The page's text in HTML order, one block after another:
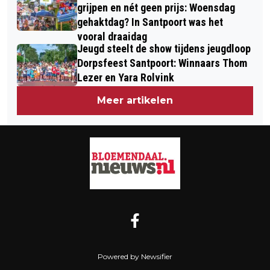
grijpen en nét geen prijs: Woensdag
gehaktdag? In Santpoort was het
vooral draaidag
Jeugd steelt de show tijdens jeugdloop
Dorpsfeest Santpoort: Winnaars Thom
Lezer en Yara Rolvink
Meer artikelen
Powered by Newsifier